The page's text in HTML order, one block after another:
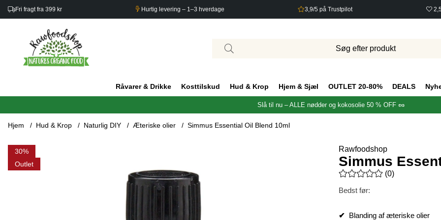
Fri fragt fra 399 kr Hurtig levering – 1–3 hverdage 3,9/5 på Trustpilot
Råvarer & Drikke Kosttilskud Hud & Krop Hjem & Sjæl OUTLET 20-80% DEALS
Slå til nu – ALLE nødder og kokosolie 50 % OFF 🥜
Hjem Hud & Krop Naturlig DIY Æteriske olier Simmus Essential Oil Blend 10ml
30
Outlet
Produktbilleder Simmus Essential Oil Blend 10ml Rawfoodshop
Simmus
Gennemsnitlig vurdering 0
(0)
Bedst før:
✔ Blanding af æteriske olier